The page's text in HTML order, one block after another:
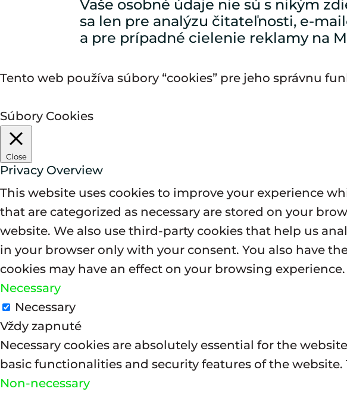
Vaše osobné údaje nie sú s nikým
sa len pre analýzu čitateľnosti, e-
a pre prípadné cielenie reklamy na
Tento web používa súbory “cookies” pre jeho správnu
Súbory Cookies
Close
Privacy Overview
This website uses cookies to improve your experience
that are categorized as necessary are stored on your
website. We also use third-party cookies that help us
in your browser only with your consent. You also have
cookies may have an effect on your browsing experience.
Necessary
Necessary
Vždy zapnuté
Necessary cookies are absolutely essential for the
basic functionalities and security features of the
Non-necessary